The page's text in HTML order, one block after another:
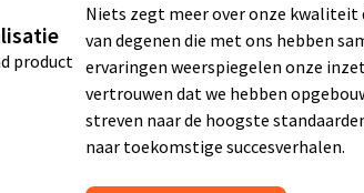
product
Niets zegt meer over onze kwaliteit
van degenen die met ons hebben
ervaringen weerspiegelen onze
vertrouwen dat we hebben
streven naar de hoogste
naar toekomstige succesverhalen.